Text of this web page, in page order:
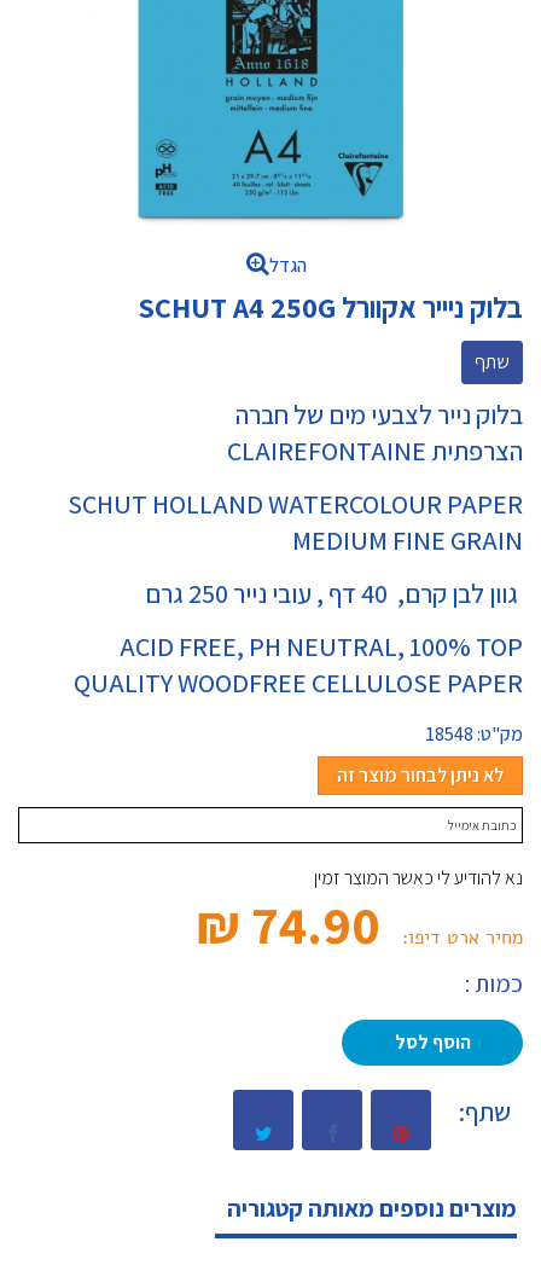
הגדל
בלוק ניייר אקוורל SCHUT A4 250G
שתף
בלוק נייר לצבעי מים של חברה
הצרפתית CLAIREFONTAINE
SCHUT HOLLAND WATERCOLOUR PAPER
MEDIUM FINE GRAIN
גוון לבן קרם, 40 דף , עובי נייר 250 גרם
ACID FREE, PH NEUTRAL, 100% TOP
QUALITY WOODFREE CELLULOSE PAPER
מק"ט:18548
לא ניתן לבחור מוצר זה
נא להודיע לי כאשר המוצר זמין
מחיר ארט דיפו: 74.90 ₪‎
כמות :
הוסף לסל
שתף:
מוצרים נוספים מאותה קטגוריה